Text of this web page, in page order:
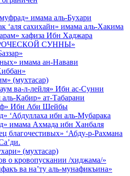
имама аль-Бухари
‘аля сахихайн» имама аль-Хакима
хафиза Ибн Хаджара
СУННЫ»
имама ан-Навави
(мухтасар)
ва-л-лейля» Ибн ас-Сунни
Кабир» ат-Табарани
Ибн Аби Шейбы
‘Абдуллаха ибн аль-Мубарака
имама Ахмада ибн Ханбаля
благочестивых» ‘Абду-р-Рахмана
(мухтасар)
о кровопускании /хиджама/»
ва на’ту аль-мунафикъина»